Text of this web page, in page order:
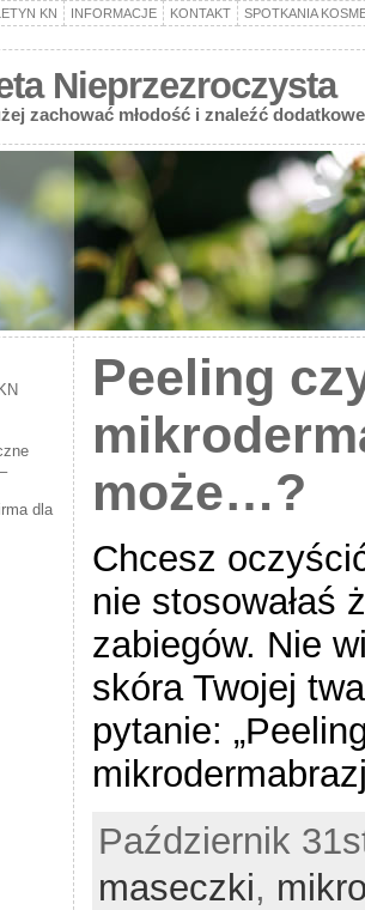
KN INFORMACJE KONTAKT
SPOTKANIA
Nieprzezroczysta
zachować młodość i znaleźć
dla
Peeling
może…?
Chcesz
nie stosowałaś
zabiegów. Nie
skóra Twojej
pytanie:
Październik
maseczki,